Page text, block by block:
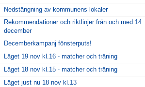
Nedstängning av kommunens lokaler
Rekommendationer och riktlinjer från och med 14
december
Decemberkampanj fönsterputs!
Läget 19 nov kl.16 - matcher och träning
Läget 18 nov kl.15 - matcher och träning
Läget just nu 18 nov kl.13